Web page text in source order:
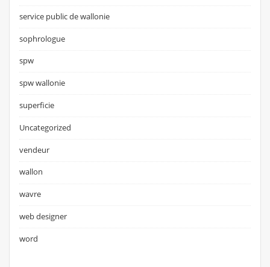
service public de wallonie
sophrologue
spw
spw wallonie
superficie
Uncategorized
vendeur
wallon
wavre
web designer
word